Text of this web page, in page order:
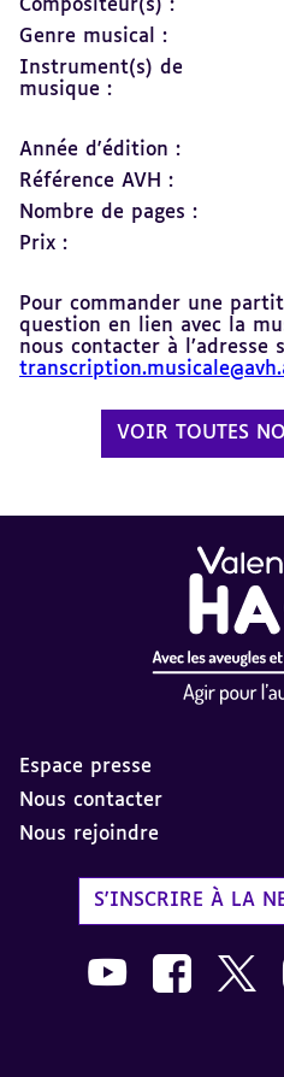
Compositeur(s) :
Genre musical :
Instrument(s) de
musique :
Année d'édition :
Référence AVH :
Nombre de pages :
Prix :
Pour commander une
question en lien avec la
nous contacter à l’adresse
VOIR TOUTES
Espace presse
Nous contacter
Nous rejoindre
S'INSCRIRE À LA
Nous suivre sur
Nous suivre
Nous